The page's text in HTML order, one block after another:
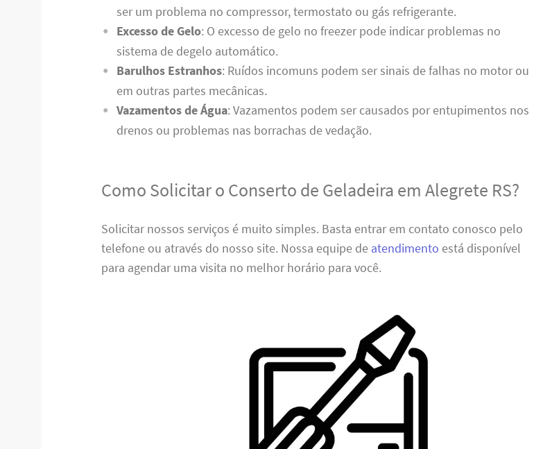
ser um problema no compressor, termostato ou gás refrigerante.
Excesso de Gelo: O excesso de gelo no freezer pode indicar problemas no
sistema de degelo automático.
Barulhos Estranhos: Ruídos incomuns podem ser sinais de falhas no motor ou
em outras partes mecânicas.
Vazamentos de Água: Vazamentos podem ser causados por entupimentos nos
drenos ou problemas nas borrachas de vedação.
Como Solicitar o Conserto de Geladeira em Alegrete RS?
Solicitar nossos serviços é muito simples. Basta entrar em contato conosco pelo
telefone ou através do nosso site. Nossa equipe de atendimento está disponível
para agendar uma visita no melhor horário para você.